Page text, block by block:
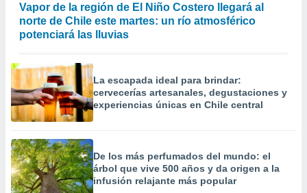
Vapor de la región de El Niño Costero llegará al
norte de Chile este martes: un río atmosférico
potenciará las lluvias
La escapada ideal para brindar:
cervecerías artesanales, degustaciones y
experiencias únicas en Chile central
De los más perfumados del mundo: el
árbol que vive 500 años y da origen a la
infusión relajante más popular